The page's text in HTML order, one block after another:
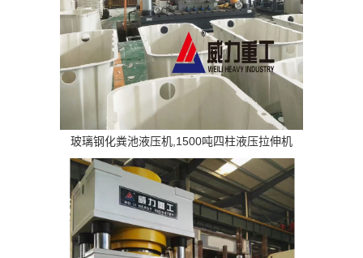
玻璃钢化粪池液压机,1500吨四柱液压拉伸机